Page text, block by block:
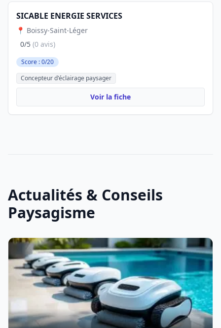
SICABLE ENERGIE SERVICES
📍 Boissy-Saint-Léger
0/5 (0 avis)
Score : 0/20
Concepteur d'éclairage paysager
Voir la fiche
Actualités & Conseils
Paysagisme